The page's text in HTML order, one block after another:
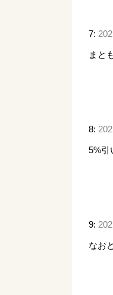
7:
まと
8:
5%引
9:
なお